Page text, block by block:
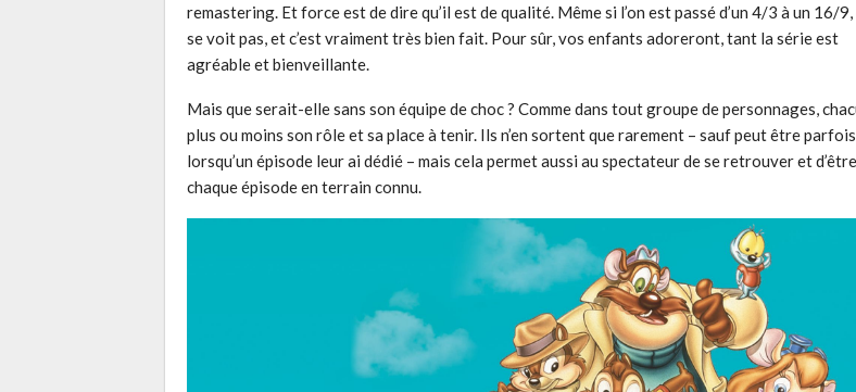
remastering. Et force est de dire qu’il est de qualité. Même si l’on est passé d’un 4/3 à un 16/9,
se voit pas, et c’est vraiment très bien fait. Pour sûr, vos enfants adoreront, tant la série est
agréable et bienveillante.
Mais que serait-elle sans son équipe de choc ? Comme dans tout groupe de personnages,
plus ou moins son rôle et sa place à tenir. Ils n’en sortent que rarement – sauf peut être parfois
lorsqu’un épisode leur ai dédié – mais cela permet aussi au spectateur de se retrouver et
chaque épisode en terrain connu.